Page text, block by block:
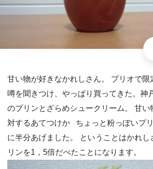
甘い物が好きなかれしさん。 プリオで限
噂を聞きつけ、やっぱり買ってきた。神
のプリンとざらめシュークリーム。 甘い
対するあてつけか ちょっと粉っぽいプ
に半分あげました。 ということはかれし
リンを1，5倍だべたことになります。